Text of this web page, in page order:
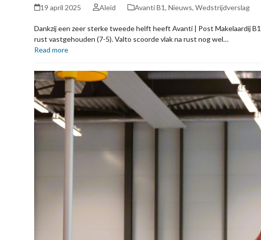
19 april 2025 Aleid Avanti B1, Nieuws, Wedstrijdverslag
Dankzij een zeer sterke tweede helft heeft Avanti | Post Makelaardij
rust vastgehouden (7-5). Valto scoorde vlak na rust nog wel…
Read more